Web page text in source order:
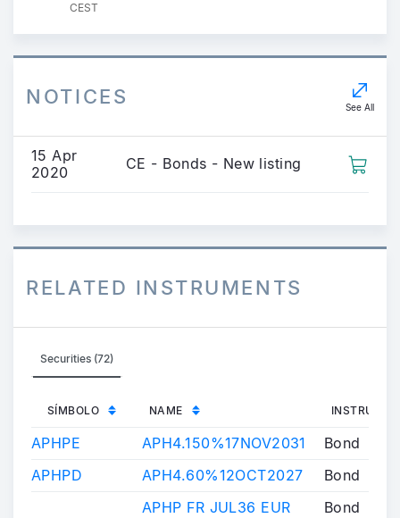
CEST
NOTICES See All
15 Apr
2020
CE - Bonds - New listing
RELATED INSTRUMENTS
Securities (72)
SÍMBOLO NAME
APHPE APH4.150%17NOV2031
Bond
APHPD
APH4.60%12OCT2027
Bond
APHP FR JUL36 EUR
Bond